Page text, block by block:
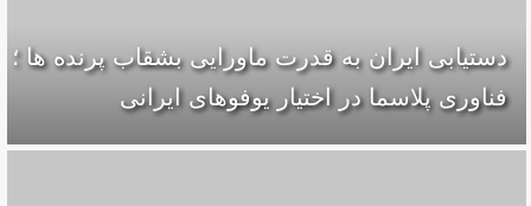
دستیابی ایران به قدرت ماورایی بشقاب پرنده ها ؛
فناوری پلاسما در اختیار یوفوهای ایرانی